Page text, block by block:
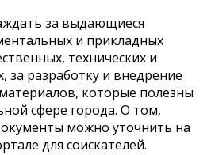
за выдающиеся
и прикладных
технических и
за разработку и внедрение
которые полезны
сфере города. О том,
можно уточнить на
для соискателей.